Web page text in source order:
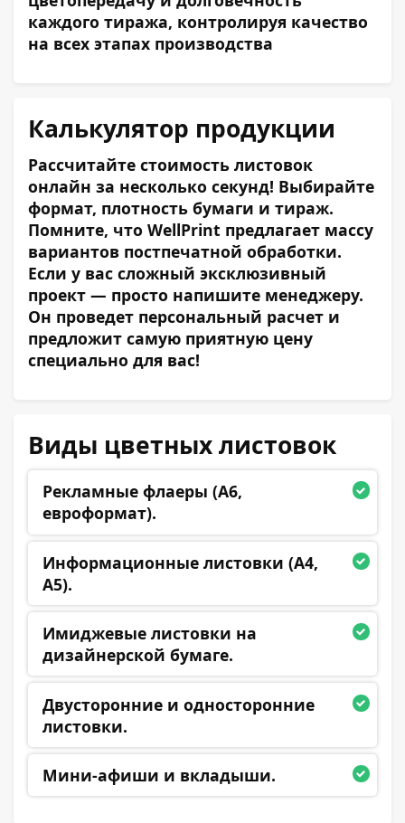
каждого тиража, контролируя качество
на всех этапах производства
Калькулятор продукции
Рассчитайте стоимость листовок
онлайн за несколько секунд! Выбирайте
формат, плотность бумаги и тираж.
Помните, что WellPrint предлагает массу
вариантов постпечатной обработки.
Если у вас сложный эксклюзивный
проект — просто напишите менеджеру.
Он проведет персональный расчет и
предложит самую приятную цену
специально для вас!
Виды цветных листовок
Рекламные флаеры (А6,
евроформат).
Информационные листовки (А4,
А5).
Имиджевые листовки на
дизайнерской бумаге.
Двусторонние и односторонние
листовки.
Мини-афиши и вкладыши.